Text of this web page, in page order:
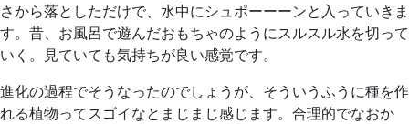
さから落としただけで、水中にシュポーーーンと入っていきま
す。昔、お風呂で遊んだおもちゃのようにスルスル水を切って
いく。見ていても気持ちが良い感覚です。
進化の過程でそうなったのでしょうが、そういうふうに種を作
れる植物ってスゴイなとまじまじ感じます。合理的でなおか